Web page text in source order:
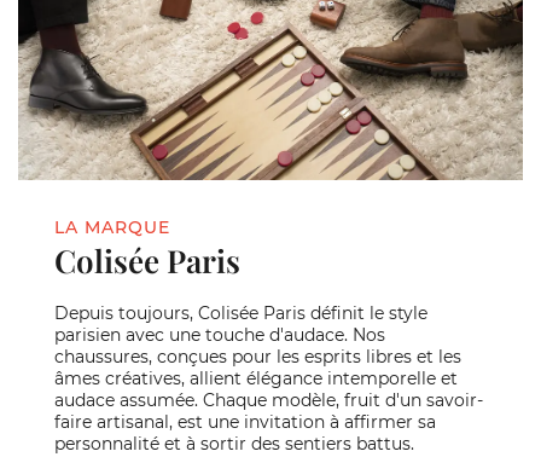
LA MARQUE
Colisée Paris
Depuis toujours, Colisée Paris définit le style
parisien avec une touche d'audace. Nos
chaussures, conçues pour les esprits libres et les
âmes créatives, allient élégance intemporelle et
audace assumée. Chaque modèle, fruit d'un savoir-
faire artisanal, est une invitation à affirmer sa
personnalité et à sortir des sentiers battus.